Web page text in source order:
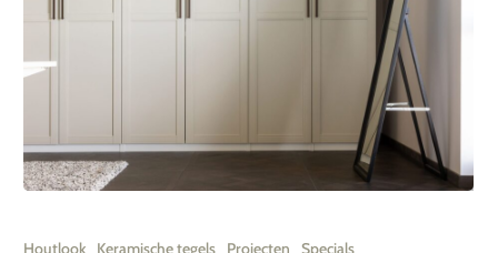
appartement
Houtlook Keramische tegels Projecten Specials